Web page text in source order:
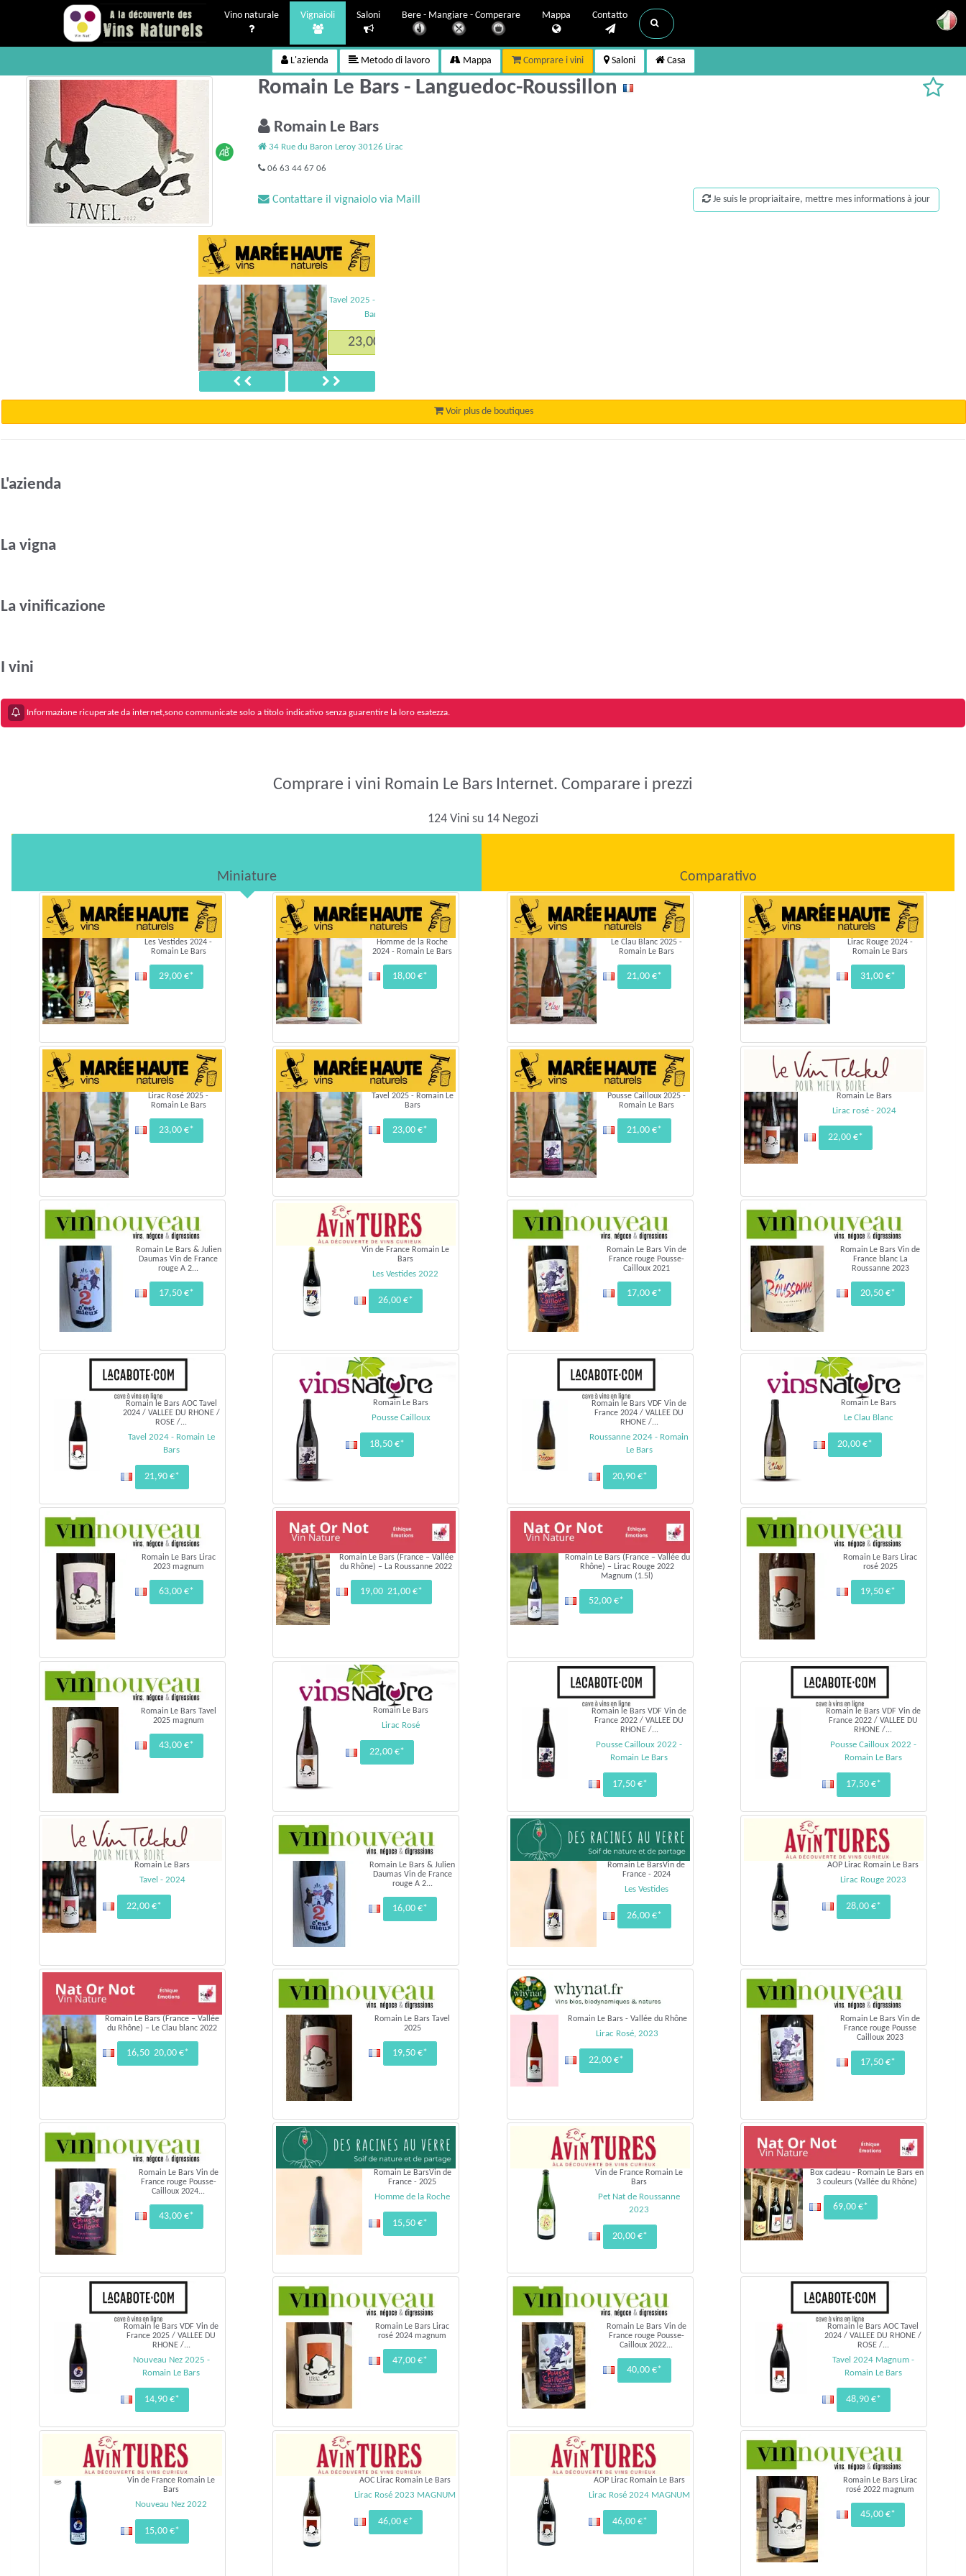
Vino naturale Vignaioli Saloni Bere - Mangiare - Comperare Mappa Contatto
L'azienda Metodo di lavoro Mappa Comprare i vini Saloni Casa
Romain Le Bars - Languedoc-Roussillon
Romain Le Bars
34 Rue du Baron Leroy 30126 Lirac
06 63 44 67 06
Contattare il vignaiolo via Maill Je suis le propriaitaire, mettre mes informations à jour
Tavel 2025 - Romain Le
Bars
23,00 €*
Précédent
Voir plus de boutiques
L'azienda
La vigna
La vinificazione
I vini
Informazione ricuperate da internet,sono communicate solo a titolo indicativo senza guarentire la loro esatezza.
Comprare i vini Romain Le Bars Internet. Comparare i prezzi
124 Vini su 14 Negozi
Miniature Comparativo
Les Vestides 2024 -
Romain Le Bars
29,00 €*
Homme de la Roche
2024 - Romain Le Bars
18,00 €*
Le Clau Blanc 2025 -
Romain Le Bars
21,00 €*
Lirac Rouge 2024 -
Romain Le Bars
31,00 €*
Lirac Rosé 2025 -
Romain Le Bars
23,00 €*
Tavel 2025 - Romain Le
Bars
23,00 €*
Pousse Cailloux 2025 -
Romain Le Bars
21,00 €*
Romain Le Bars
Lirac rosé - 2024
22,00 €*
Romain Le Bars & Julien
Daumas Vin de France
rouge A 2...
17,50 €*
Vin de France Romain Le
Bars
Les Vestides 2022
26,00 €*
Romain Le Bars Vin de
France rouge Pousse-
Cailloux 2021
17,00 €*
Romain Le Bars Vin de
France blanc La
Roussanne 2023
20,50 €*
Romain le Bars AOC Tavel
2024 / VALLEE DU RHONE /
ROSE /...
Tavel 2024 - Romain Le
Bars
21,90 €*
Romain Le Bars
Pousse Cailloux
18,50 €*
Romain le Bars VDF Vin de
France 2024 / VALLEE DU
RHONE /...
Roussanne 2024 - Romain
Le Bars
20,90 €*
Romain Le Bars
Le Clau Blanc
20,00 €*
Romain Le Bars Lirac
2023 magnum
63,00 €*
Romain Le Bars (France – Vallée
du Rhône) – La Roussanne 2022
19,00 21,00 €*
Romain Le Bars (France – Vallée du
Rhône) – Lirac Rouge 2022
Magnum (1.5l)
52,00 €*
Romain Le Bars Lirac
rosé 2025
19,50 €*
Romain Le Bars Tavel
2025 magnum
43,00 €*
Romain Le Bars
Lirac Rosé
22,00 €*
Romain le Bars VDF Vin de
France 2022 / VALLEE DU
RHONE /...
Pousse Cailloux 2022 -
Romain Le Bars
17,50 €*
Romain le Bars VDF Vin de
France 2022 / VALLEE DU
RHONE /...
Pousse Cailloux 2022 -
Romain Le Bars
17,50 €*
Romain Le Bars
Tavel - 2024
22,00 €*
Romain Le Bars & Julien
Daumas Vin de France
rouge A 2...
16,00 €*
Romain Le BarsVin de
France - 2024
Les Vestides
26,00 €*
AOP Lirac Romain Le Bars
Lirac Rouge 2023
28,00 €*
Romain Le Bars (France – Vallée
du Rhône) – Le Clau blanc 2022
16,50 20,00 €*
Romain Le Bars Tavel
2025
19,50 €*
Romain Le Bars - Vallée du Rhône
Lirac Rosé, 2023
22,00 €*
Romain Le Bars Vin de
France rouge Pousse
Cailloux 2023
17,50 €*
Romain Le Bars Vin de
France rouge Pousse-
Cailloux 2024...
43,00 €*
Romain Le BarsVin de
France - 2025
Homme de la Roche
15,50 €*
Vin de France Romain Le
Bars
Pet Nat de Roussanne
2023
20,00 €*
Box cadeau - Romain Le Bars en
3 couleurs (Vallée du Rhône)
69,00 €*
Romain le Bars VDF Vin de
France 2025 / VALLEE DU
RHONE /...
Nouveau Nez 2025 -
Romain Le Bars
14,90 €*
Romain Le Bars Lirac
rosé 2024 magnum
47,00 €*
Romain Le Bars Vin de
France rouge Pousse-
Cailloux 2022...
40,00 €*
Romain le Bars AOC Tavel
2024 / VALLEE DU RHONE /
ROSE /...
Tavel 2024 Magnum -
Romain Le Bars
48,90 €*
Vin de France Romain Le
Bars
Nouveau Nez 2022
15,00 €*
AOC Lirac Romain Le Bars
Lirac Rosé 2023 MAGNUM
46,00 €*
AOP Lirac Romain Le Bars
Lirac Rosé 2024 MAGNUM
46,00 €*
Romain Le Bars Lirac
rosé 2022 magnum
45,00 €*